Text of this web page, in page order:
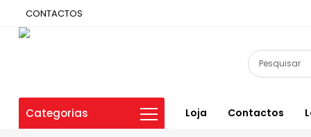
CONTACTOS
Categorias Loja Contactos